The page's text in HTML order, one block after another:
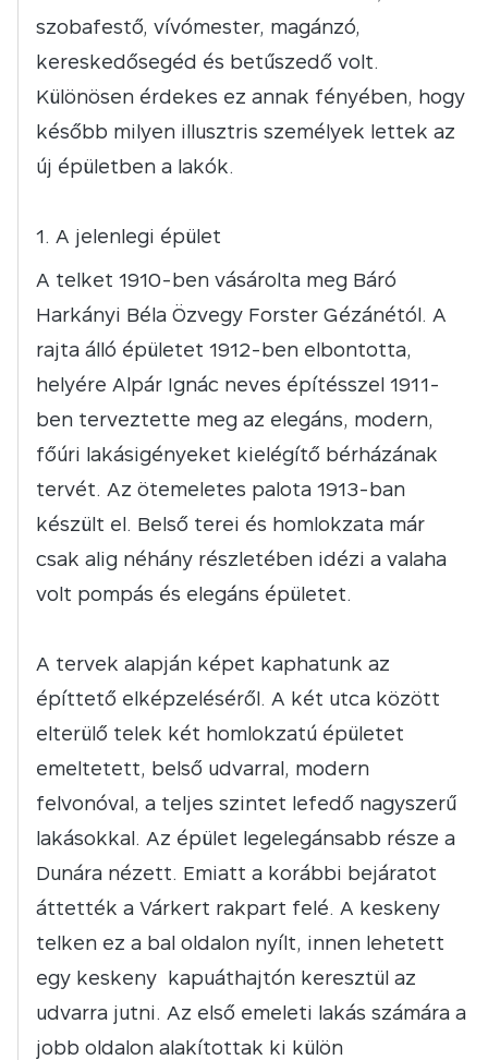
szobafestő, vívómester, magánzó,
kereskedősegéd és betűszedő volt.
Különösen érdekes ez annak fényében, hogy
később milyen illusztris személyek lettek az
új épületben a lakók.
A jelenlegi épület
A telket 1910-ben vásárolta meg Báró
Harkányi Béla Özvegy Forster Gézánétól. A
rajta álló épületet 1912-ben elbontotta,
helyére Alpár Ignác neves építésszel 1911-
ben terveztette meg az elegáns, modern,
főúri lakásigényeket kielégítő bérházának
tervét. Az ötemeletes palota 1913-ban
készült el. Belső terei és homlokzata már
csak alig néhány részletében idézi a valaha
volt pompás és elegáns épületet.
A tervek alapján képet kaphatunk az
építtető elképzeléséről. A két utca között
elterülő telek két homlokzatú épületet
emeltetett, belső udvarral, modern
felvonóval, a teljes szintet lefedő nagyszerű
lakásokkal. Az épület legelegánsabb része a
Dunára nézett. Emiatt a korábbi bejáratot
áttették a Várkert rakpart felé. A keskeny
telken ez a bal oldalon nyílt, innen lehetett
egy keskeny kapuáthajtón keresztül az
udvarra jutni. Az első emeleti lakás számára a
jobb oldalon alakítottak ki külön